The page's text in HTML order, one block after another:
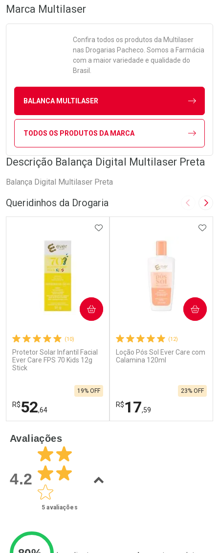
Marca Multilaser
Confira todos os produtos da Multilaser
nas Drogarias Pacheco. Somos a Farmácia
com a maior variedade e qualidade do
Brasil.
BALANCA MULTILASER
TODOS OS PRODUTOS DA MARCA
Descrição Balança Digital Multilaser Preta
Balança Digital Multilaser Preta
Queridinhos da Drogaria Imagem
(10)
Protetor Solar Infantil Facial
Ever Care FPS 70 Kids 12g
Stick
R$52,64
19% OFF
ADICIONAR AOS FAVORITOS
COMPRAR
Laboratório
Por Menos
(12)
Loção Pós Sol Ever Care com
Calamina 120ml
R$17,59
23% OFF
COMPRAR
Avaliações
4.2
5 avaliações